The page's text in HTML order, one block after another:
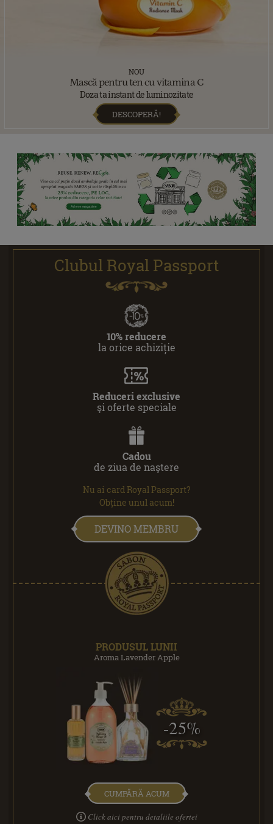
NOU
Mască pentru ten cu vitamina C
Doza ta instant de luminozitate
DESCOPERĂ!
Clubul Royal Passport
10% reducere
la orice achiziție
Reduceri exclusive
şi oferte speciale
Cadou
de ziua de naştere
Nu ai card Royal Passport?
Obține unul acum!
DEVINO MEMBRU
PRODUSUL LUNII
Aroma Lavender Apple
-25%
CUMPĂRĂ ACUM
Click aici pentru detaliile ofertei